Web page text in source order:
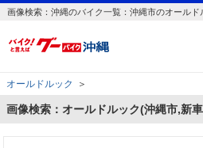
画像検索：沖縄のバイク一覧：沖縄市のオールド
オールドルック ＞
画像検索：オールドルック(沖縄市,新